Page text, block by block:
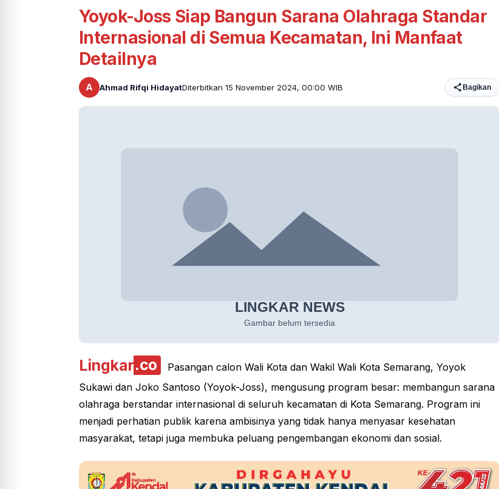
Yoyok-Joss Siap Bangun Sarana Olahraga Standar
Internasional di Semua Kecamatan, Ini Manfaat
Detailnya
A Ahmad Rifqi HidayatDiterbitkan 15 November 2024, 00:00 WIB Bagikan
Lingkar.co
Pasangan calon Wali Kota dan Wakil Wali Kota Semarang, Yoyok
Sukawi dan Joko Santoso (Yoyok-Joss), mengusung program besar: membangun sarana
olahraga berstandar internasional di seluruh kecamatan di Kota Semarang. Program ini
menjadi perhatian publik karena ambisinya yang tidak hanya menyasar kesehatan
masyarakat, tetapi juga membuka peluang pengembangan ekonomi dan sosial.